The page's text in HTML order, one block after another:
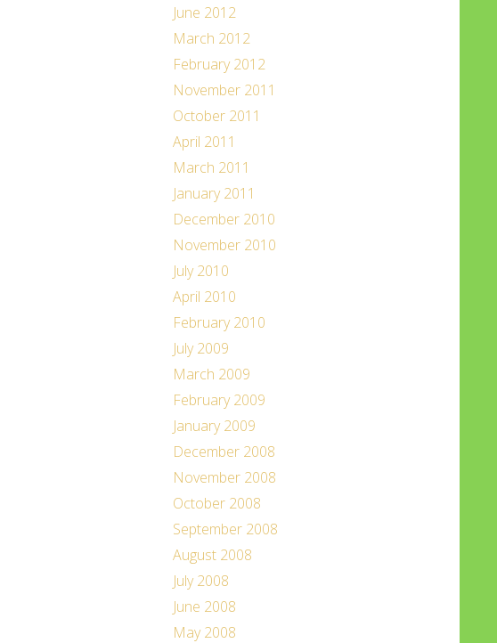
June 2012
March 2012
February 2012
November 2011
October 2011
April 2011
March 2011
January 2011
December 2010
November 2010
July 2010
April 2010
February 2010
July 2009
March 2009
February 2009
January 2009
December 2008
November 2008
October 2008
September 2008
August 2008
July 2008
June 2008
May 2008